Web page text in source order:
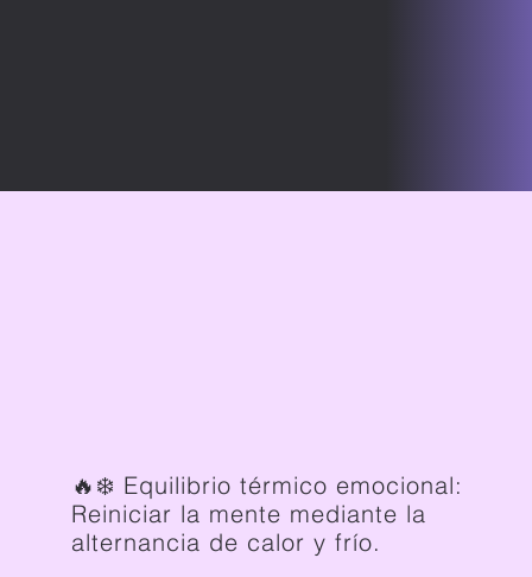
🔥❄️ Equilibrio térmico emocional:
Reiniciar la mente mediante la
alternancia de calor y frío.